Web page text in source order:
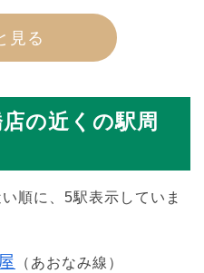
見る
の近くの駅周
順に、5駅表示していま
（あおなみ線）